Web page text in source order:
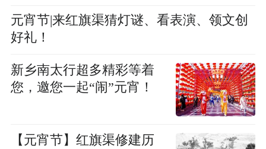
元宵节|来红旗渠猜灯谜、看表演、领文创
好礼！
新乡南太行超多精彩等着
您，邀您一起“闹”元宵！
【元宵节】红旗渠修建历